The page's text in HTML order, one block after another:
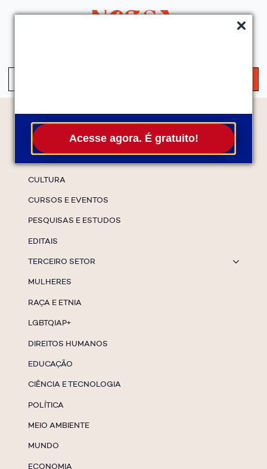
Acesse agora. É gratuito!
Temas
CULTURA
CURSOS E EVENTOS
PESQUISAS E ESTUDOS
EDITAIS
TERCEIRO SETOR
MULHERES
RAÇA E ETNIA
LGBTQIAP+
DIREITOS HUMANOS
EDUCAÇÃO
CIÊNCIA E TECNOLOGIA
POLÍTICA
MEIO AMBIENTE
MUNDO
ECONOMIA